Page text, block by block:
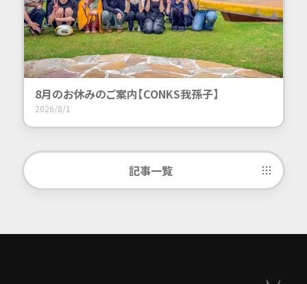
8月のお休みのご案内【CONKS我孫子】
2026/8/1
記事一覧